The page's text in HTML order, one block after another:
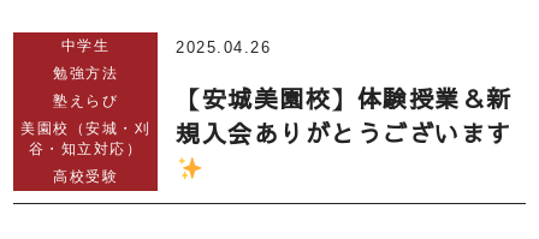
中学生
勉強方法
塾えらび
美園校（安城・刈
谷・知立対応）
高校受験
2025.04.26
【安城美園校】体験授業＆新
規入会ありがとうございます